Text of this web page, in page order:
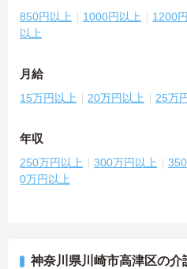
850円以上 1000円以上 1200
以上
月給
15万円以上 20万円以上 25万
年収
250万円以上 300万円以上
0万円以上
神奈川県川崎市高津区の